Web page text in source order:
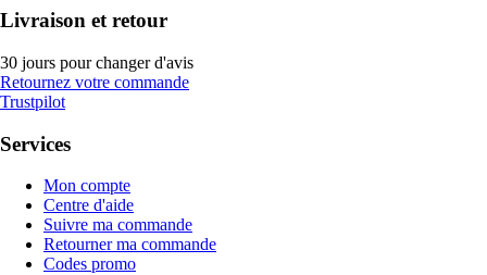
Livraison et retour
30 jours pour changer d'avis
Retournez votre commande
Trustpilot
Services
Mon compte
Centre d'aide
Suivre ma commande
Retourner ma commande
Codes promo